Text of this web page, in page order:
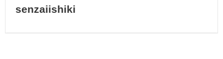
senzaiishiki